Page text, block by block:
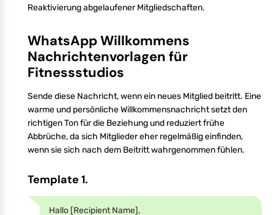
Reaktivierung abgelaufener Mitgliedschaften.
WhatsApp Willkommens
Nachrichtenvorlagen für
Fitnessstudios
Sende diese Nachricht, wenn ein neues Mitglied beitritt. Eine
warme und persönliche Willkommensnachricht setzt den
richtigen Ton für die Beziehung und reduziert frühe
Abbrüche, da sich Mitglieder eher regelmäßig einfinden,
wenn sie sich nach dem Beitritt wahrgenommen fühlen.
Template 1.
Hallo [Recipient Name],